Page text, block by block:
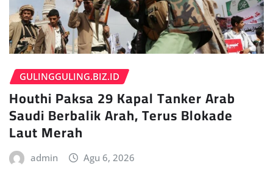
GULINGGULING.BIZ.ID
Houthi Paksa 29 Kapal Tanker Arab
Saudi Berbalik Arah, Terus Blokade
Laut Merah
admin Agu 6, 2026